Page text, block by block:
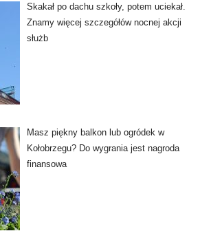
Skakał po dachu szkoły, potem uciekał.
Znamy więcej szczegółów nocnej akcji
służb
Masz piękny balkon lub ogródek w
Kołobrzegu? Do wygrania jest nagroda
finansowa